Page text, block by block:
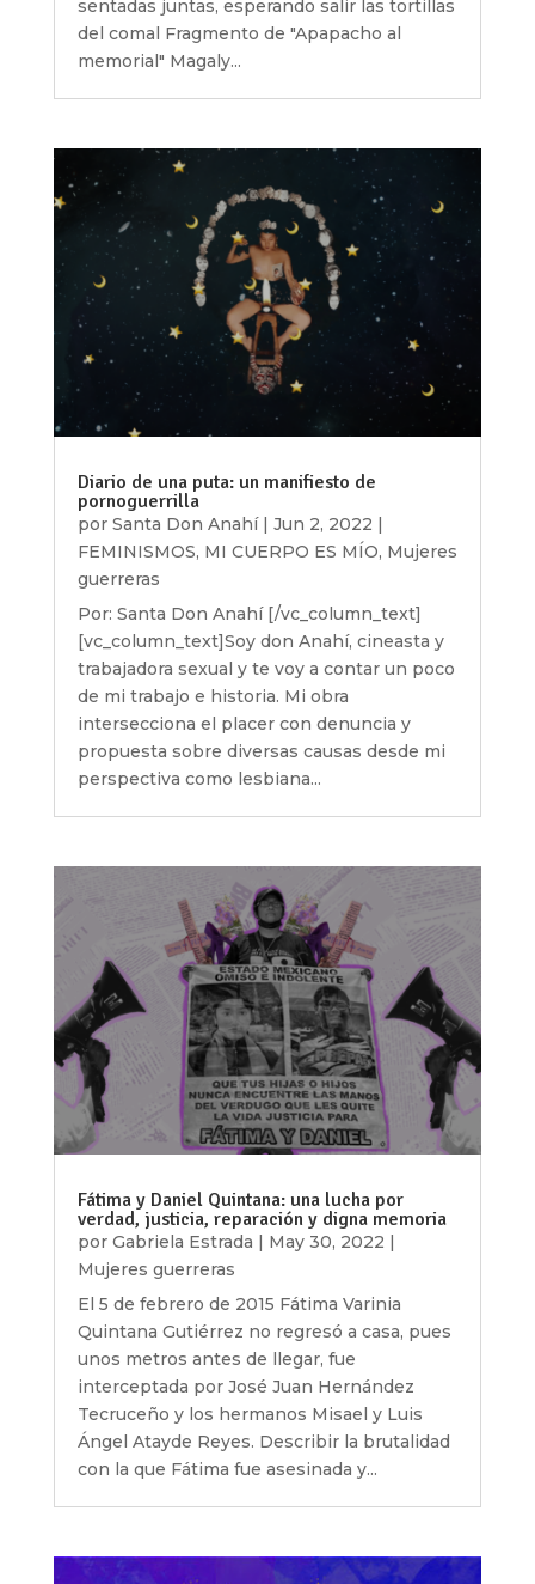
sentadas juntas, esperando salir las tortillas
del comal Fragmento de "Apapacho al
memorial" Magaly...
Diario de una puta: un manifiesto de
pornoguerrilla
por Santa Don Anahí| Jun 2, 2022 |
FEMINISMOS, MI CUERPO ES MÍO, Mujeres
guerreras
Por: Santa Don Anahí [/vc_column_text]
[vc_column_text]Soy don Anahí, cineasta y
trabajadora sexual y te voy a contar un poco
de mi trabajo e historia. Mi obra
intersecciona el placer con denuncia y
propuesta sobre diversas causas desde mi
perspectiva como lesbiana...
Fátima y Daniel Quintana: una lucha por
verdad, justicia, reparación y digna memoria
por Gabriela Estrada | May 30, 2022 |
Mujeres guerreras
El 5 de febrero de 2015 Fátima Varinia
Quintana Gutiérrez no regresó a casa, pues
unos metros antes de llegar, fue
interceptada por José Juan Hernández
Tecruceño y los hermanos Misael y Luis
Ángel Atayde Reyes. Describir la brutalidad
con la que Fátima fue asesinada y...